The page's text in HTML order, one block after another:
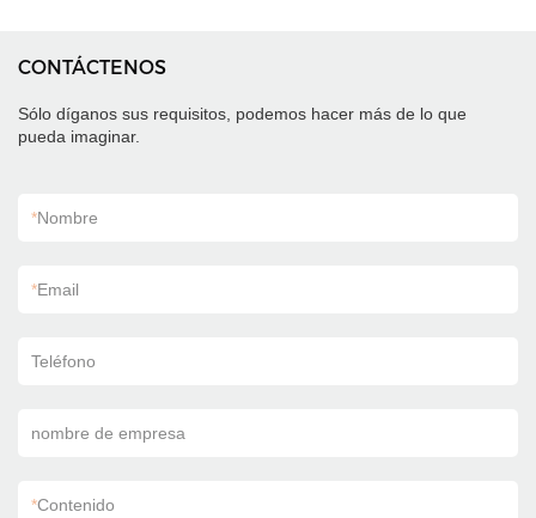
CONTÁCTENOS
Sólo díganos sus requisitos, podemos hacer más de lo que
pueda imaginar.
*Nombre
*Email
Teléfono
nombre de empresa
*Contenido